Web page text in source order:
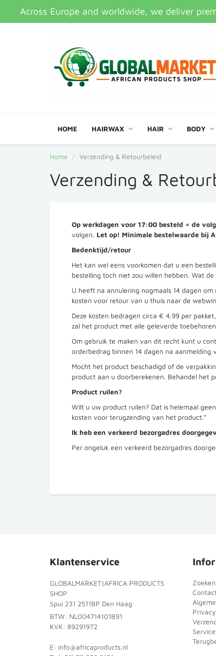
Across Europe and worldwide, we deliver
HOME HAIRWAX HAIR BODY
Home Verzending & Retourbeleid
Verzending &
Op werkdagen voor 17:00 besteld = de
volgen. Let op! Minimale bestelwaarde bij
Bedenktijd/retour
Het kan wel eens voorkomen dat u een
bestelling toch niet zou willen hebben. Wat
U heeft na annulering nogmaals 14 dagen
kosten voor retour van u thuis naar de
Deze kosten bedragen circa € 4.99 per
zal het product met alle geleverde
Om gebruik te maken van dit recht kunt u
orderbedrag binnen 14 dagen na
Mocht het product beschadigd of de
product aan u doorberekenen. Behandel het
Product ruilen?
Wilt u uw product ruilen? Dat is helemaal
kosten voor terugzending van het product.”
Ik heb een verkeerd bezorgadres
Per ongeluk een verkeerd bezorgadres
Klantenservice
GLOBALMARKET|AFRICA PRODUCTS
SHOP
Spui 231 2511BP Den Haag
BTW: NL004714101B91
KVK: 89291972
E: info@africaproducts.nl
Zoeken